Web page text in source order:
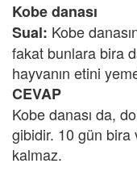
Kobe danası
Sual: Kobe
fakat bunlara bira
hayvanın etini
CEVAP
Kobe danası da,
gibidir. 10 gün
kalmaz.